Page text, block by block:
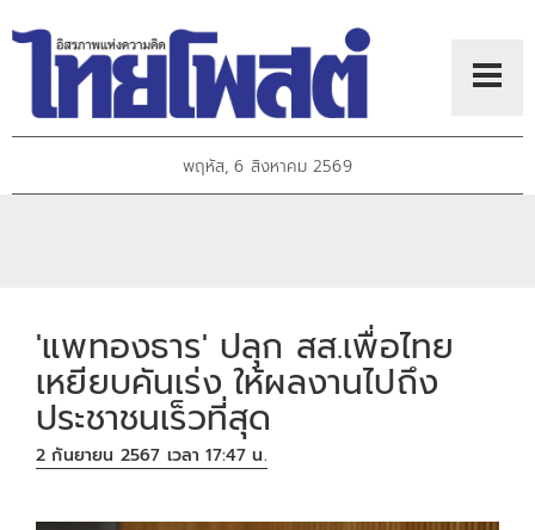
พฤหัส, 6 สิงหาคม 2569
'แพทองธาร' ปลุก สส.เพื่อไทย
เหยียบคันเร่ง ให้ผลงานไปถึง
ประชาชนเร็วที่สุด
2 กันยายน 2567 เวลา 17:47 น.